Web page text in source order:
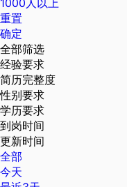
1000人以上
重置
确定
全部筛选
经验要求
简历完整度
性别要求
学历要求
到岗时间
更新时间
全部
今天